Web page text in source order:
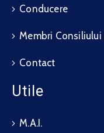
Conducere
Membri Consiliului
Contact
Utile
M.A.I.